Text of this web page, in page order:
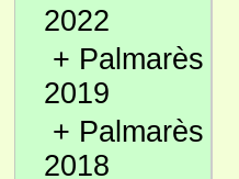
2022
+ Palmarès
2019
+ Palmarès
2018